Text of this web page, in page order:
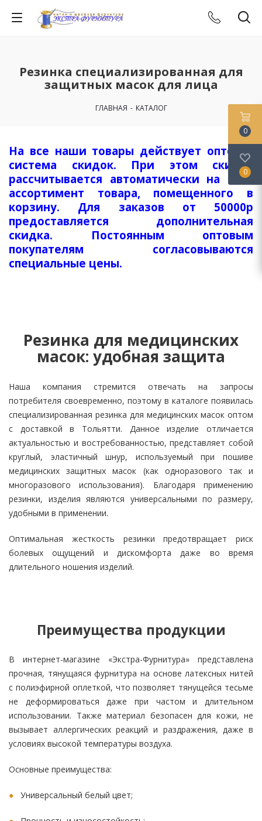
Резинка специализированная для
защитных масок для лица
ГЛАВНАЯ - КАТАЛОГ
На все наши товары действует оптовая
система скидок. При этом скидка
рассчитывается автоматически на весь
ассортимент товара, помещенного в
корзину. Для заказов от 50000р
предоставляется дополнительная
скидка. Постоянным оптовым
покупателям согласовываются
специальные цены.
Резинка для медицинских
масок: удобная защита
Наша компания стремится отвечать на запросы
потребителя своевременно, поэтому в каталоге появилась
специализированная резинка для медицинских масок оптом
с доставкой в Тольятти. Данное изделие отличается
актуальностью и востребованностью, представляет собой
круглый, эластичный шнур, используемый при пошиве
медицинских защитных масок (как одноразового так и
многоразового использования). Благодаря применению
резинки, изделия являются универсальными по размеру,
удобными в применении.
Оптимальная жесткость резинки предотвращает риск
болевых ощущений и дискомфорта даже во время
длительного ношения изделий.
Преимущества продукции
В интернет-магазине «Экстра-Фурнитура» представлена
прочная, тянущаяся фурнитура на основе латексных нитей
с полиэфирной оплеткой, что позволяет тянущейся тесьме
не деформироваться даже при частом и длительном
использовании. Также материал безопасен для кожи, не
вызывает аллергических реакций и раздражения, даже в
условиях высокой температуры воздуха.
Основные преимущества:
Универсальный белый цвет;
0
0